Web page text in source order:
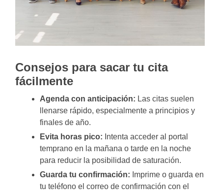
Consejos para sacar tu cita
fácilmente
Agenda con anticipación: Las citas suelen
llenarse rápido, especialmente a principios y
finales de año.
Evita horas pico: Intenta acceder al portal
temprano en la mañana o tarde en la noche
para reducir la posibilidad de saturación.
Guarda tu confirmación: Imprime o guarda en
tu teléfono el correo de confirmación con el